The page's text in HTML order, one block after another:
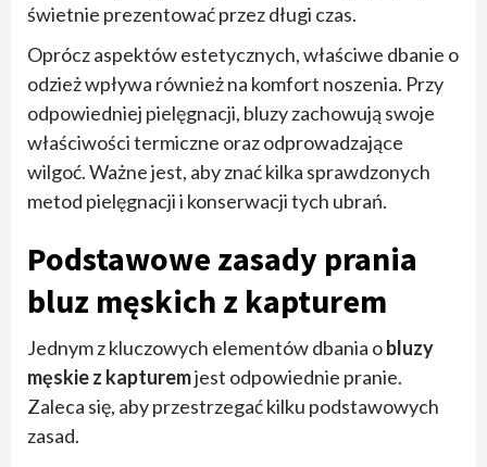
świetnie prezentować przez długi czas.
Oprócz aspektów estetycznych, właściwe dbanie o
odzież wpływa również na komfort noszenia. Przy
odpowiedniej pielęgnacji, bluzy zachowują swoje
właściwości termiczne oraz odprowadzające
wilgoć. Ważne jest, aby znać kilka sprawdzonych
metod pielęgnacji i konserwacji tych ubrań.
Podstawowe zasady prania
bluz męskich z kapturem
Jednym z kluczowych elementów dbania obluzy
męskie z kapturemjest odpowiednie pranie.
Zaleca się, aby przestrzegać kilku podstawowych
zasad.